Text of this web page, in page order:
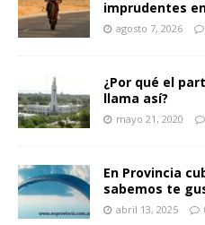
imprudentes
agosto 7, 2026
¿Por qué el
llama así?
mayo 21, 2020
En Provincia
sabemos te
abril 13, 2025